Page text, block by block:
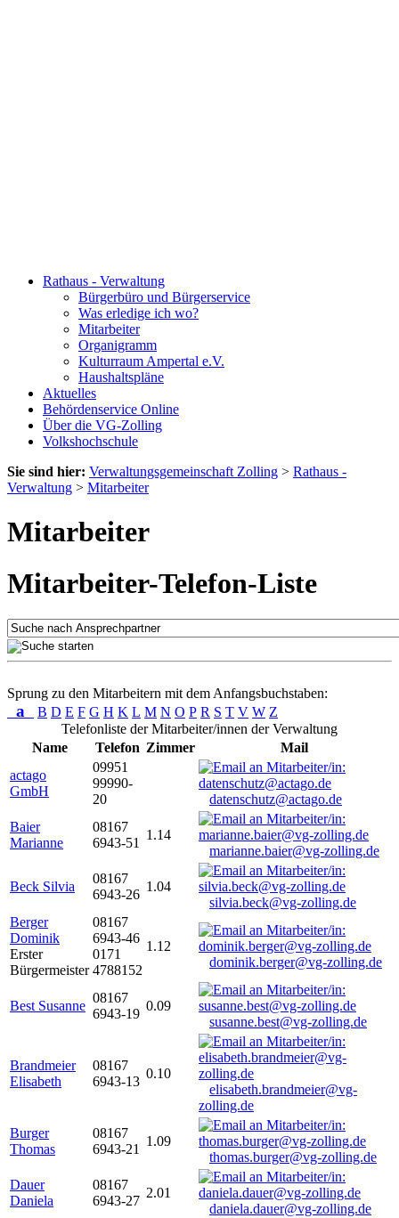
Rathaus - Verwaltung
Bürgerbüro und Bürgerservice
Was erledige ich wo?
Mitarbeiter
Organigramm
Kulturraum Ampertal e.V.
Haushaltspläne
Aktuelles
Behördenservice Online
Über die VG-Zolling
Volkshochschule
Sie sind hier: Verwaltungsgemeinschaft Zolling > Rathaus -
Verwaltung > Mitarbeiter
Mitarbeiter
Mitarbeiter-Telefon-Liste
Sprung zu den Mitarbeitern mit dem Anfangsbuchstaben:
a B D E F G H K L M N O P R S T V W Z
Telefonliste der Mitarbeiter/innen der Verwaltung
Name
Telefon Zimmer
Mail
actago
GmbH
09951
99990-
20
datenschutz@actago.de
Baier
Marianne
08167
6943-51
1.14
marianne.baier@vg-zolling.de
Beck Silvia
08167
6943-26
1.04
silvia.beck@vg-zolling.de
Berger
Dominik
Erster
Bürgermeister
08167
6943-46
0171
4788152
1.12
dominik.berger@vg-zolling.de
Best Susanne
08167
6943-19
0.09
susanne.best@vg-zolling.de
Brandmeier
Elisabeth
08167
6943-13
0.10
elisabeth.brandmeier@vg-
zolling.de
Burger
Thomas
08167
6943-21
1.09
thomas.burger@vg-zolling.de
Dauer
Daniela
08167
6943-27
2.01
daniela.dauer@vg-zolling.de